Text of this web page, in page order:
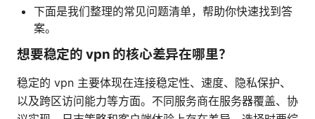
下面是我们整理的常见问题清单，帮助你快速找到答
案。
想要稳定的 vpn 的核心差异在哪里？
稳定的 vpn 主要体现在连接稳定性、速度、隐私保护、
以及跨区访问能力等方面。不同服务商在服务器覆盖、协